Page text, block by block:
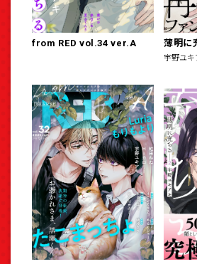
from RED vol.34 ver.A 薄明に
宇野ユキ